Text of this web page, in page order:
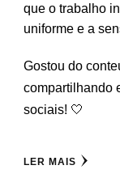
que o trabalho
uniforme e a
Gostou do
compartilhando
sociais! 🤍
LER MAIS